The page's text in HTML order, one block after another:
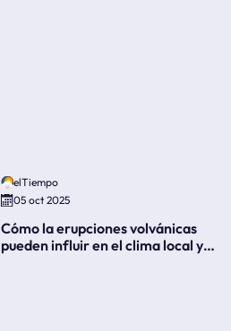
elTiempo
05 oct 2025
Cómo la erupciones volvánicas
pueden influir en el clima local y